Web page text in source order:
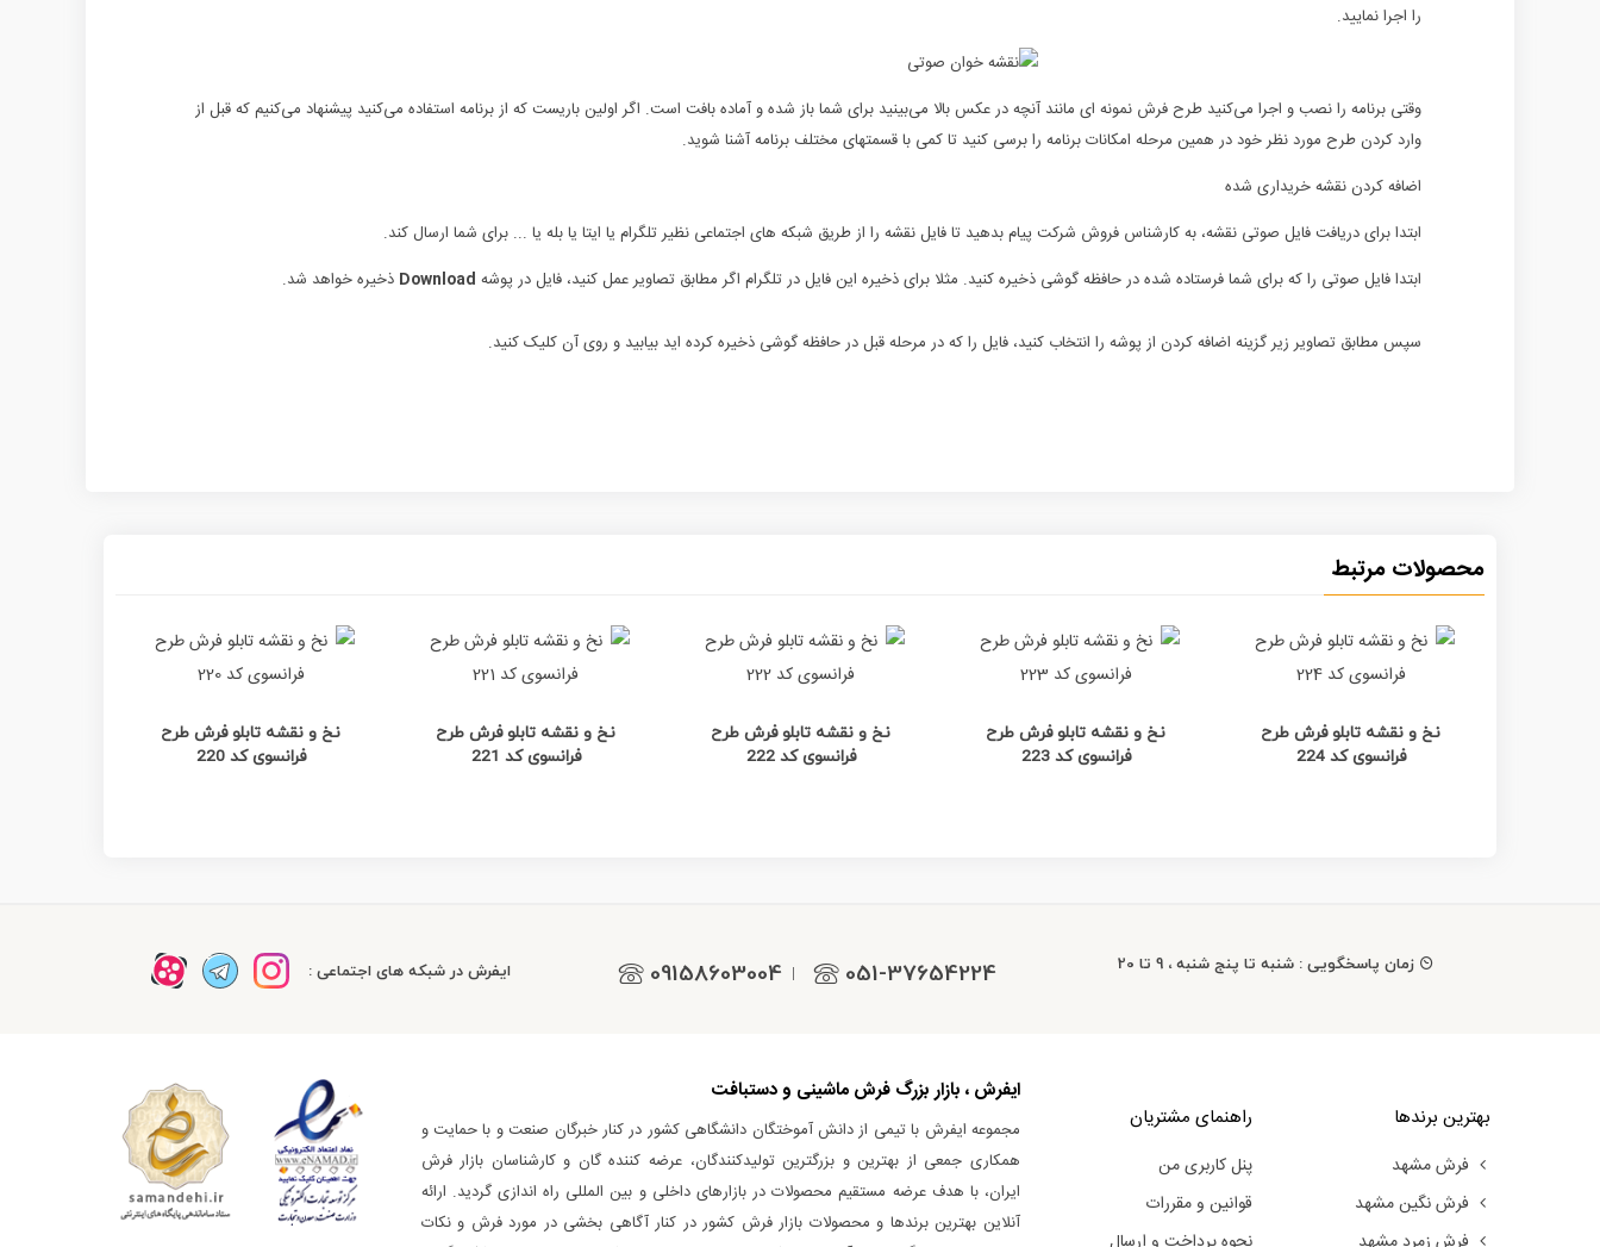
را اجرا نمایید.
وقتی برنامه را نصب و اجرا می‌کنید طرح فرش نمونه ای مانند آنچه در عکس بالا می‌بینید برای شما باز شده و آماده بافت است. اگر اولین باریست که از برنامه استفاده می‌کنید پیشنهاد می‌کنیم که قبل از
وارد کردن طرح مورد نظر خود در همین مرحله امکانات برنامه را برسی کنید تا کمی با قسمتهای مختلف برنامه آشنا شوید.
اضافه کردن نقشه خریداری شده
ابتدا برای دریافت فایل صوتی نقشه، به کارشناس فروش شرکت پیام بدهید تا فایل نقشه را از طریق شبکه های اجتماعی نظیر تلگرام یا ایتا یا بله یا ... برای شما ارسال کند.
ابتدا فایل صوتی را که برای شما فرستاده شده در حافظه گوشی ذخیره کنید. مثلا برای ذخیره این فایل در تلگرام اگر مطابق تصاویر عمل کنید، فایل در پوشه Download ذخیره خواهد شد.
سپس مطابق تصاویر زیر گزینه اضافه کردن از پوشه را انتخاب کنید، فایل را که در مرحله قبل در حافظه گوشی ذخیره کرده اید بیابید و روی آن کلیک کنید.
محصولات مرتبط
نخ و نقشه تابلو فرش طرح
فرانسوی کد 224
نخ و نقشه تابلو فرش طرح
فرانسوی کد 223
نخ و نقشه تابلو فرش طرح
فرانسوی کد 222
نخ و نقشه تابلو فرش طرح
فرانسوی کد 221
نخ و نقشه تابلو فرش طرح
فرانسوی کد 220
زمان پاسخگویی : شنبه تا پنج شنبه ، 9 تا 20 051-37654224
|
09158603004 ایفرش در شبکه های اجتماعی :
بهترین برندها
فرش مشهد
فرش نگین مشهد
راهنمای مشتریان
پنل کاربری من
قوانین و مقررات
ایفرش ، بازار بزرگ فرش ماشینی و دستبافت
مجموعه ایفرش با تیمی از دانش آموختگان دانشگاهی کشور در کنار خبرگان صنعت و با حمایت و
همکاری جمعی از بهترین و بزرگترین تولیدکنندگان، عرضه کننده گان و کارشناسان بازار فرش
ایران، با هدف عرضه مستقیم محصولات در بازارهای داخلی و بین المللی راه اندازی گردید. ارائه
آنلاین بهترین برندها و محصولات بازار فرش کشور در کنار آگاهی بخشی در مورد فرش و نکات